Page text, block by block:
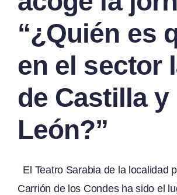
“¿Quién es
en el sector
de Castilla y
León?”
El Teatro Sarabia de la localidad
Carrión de los Condes ha sido el